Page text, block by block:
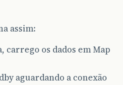
assim:
carrego os dados em Map
aguardando a conexão